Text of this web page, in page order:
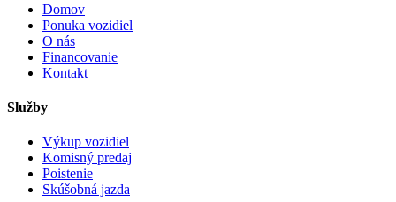
Domov
Ponuka vozidiel
O nás
Financovanie
Kontakt
Služby
Výkup vozidiel
Komisný predaj
Poistenie
Skúšobná jazda